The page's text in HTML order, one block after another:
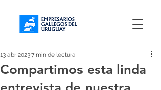
Compartimos esta linda
13 abr 20237 min de lectura